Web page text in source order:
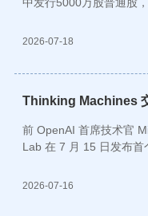
2026-07-18
Thinking Machines
载
前 OpenAI 首席技术官
Lab 在 7 月 15 日发布首
激活参数 41B，...
2026-07-16